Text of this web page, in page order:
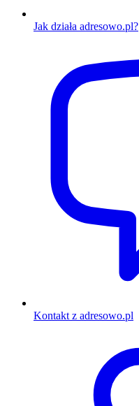
Jak działa adresowo.pl?
Kontakt z adresowo.pl